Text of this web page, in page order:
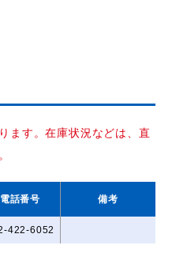
ます。在庫状況などは、直
電話番号 備考
422-6052